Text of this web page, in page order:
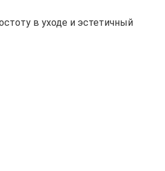
в уходе и эстетичный